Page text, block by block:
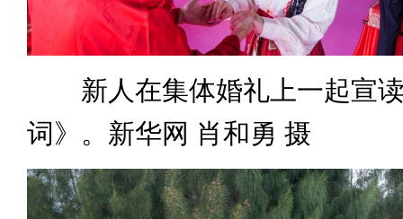
新人在集体婚礼上一起宣读
词》。新华网 肖和勇 摄